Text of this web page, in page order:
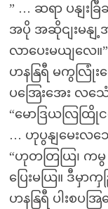
” … ဆရာ ပနျးခ
အပို အဆိုငျးမန
လာပေးမယျလေ။”
ဟနနြရီ မကွလြုံး
ပအြေးအေး လသ
“မောဒြယလြထြို
… ဟုပွနျမေးလသ
“ဟုတတြယြ၊ က
ပြေးမယြ။ ဒီမှ
ဟနနြရီ ပါးစပအ